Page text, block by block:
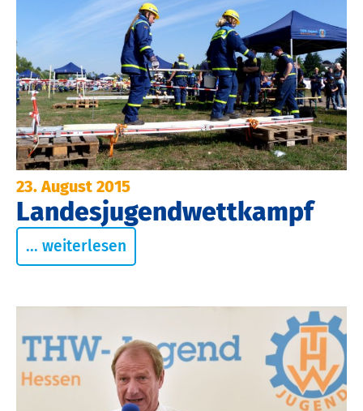
23. August 2015
Landesjugendwettkampf
... weiterlesen